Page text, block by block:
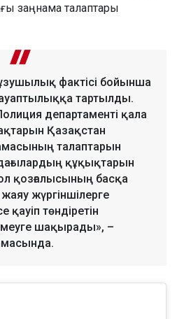
заңнама талаптары
фактісі бойынша
тартылды.
департаменті қала
Қазақстан
талаптарын
құқықтарын
қозғалысының басқа
жүргіншілерге
төндіретін
шақырады», –